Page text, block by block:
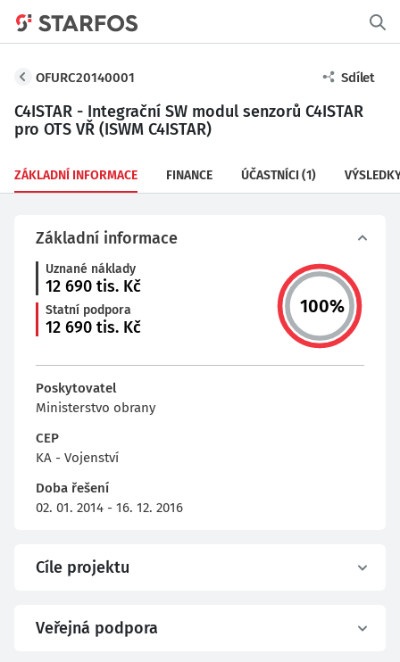
OFURC20140001 Sdílet
C4ISTAR - Integrační SW modul senzorů C4ISTAR
pro OTS VŘ (ISWM C4ISTAR)
ZÁKLADNÍ INFORMACE FINANCE ÚČASTNÍCI (1)
Základní informace
Uznané náklady
12 690 tis. Kč
Statní podpora
12 690 tis. Kč
100%
Poskytovatel
Ministerstvo obrany
CEP
KA - Vojenství
Doba řešení
02. 01. 2014 - 16. 12. 2016
Cíle projektu
Veřejná podpora